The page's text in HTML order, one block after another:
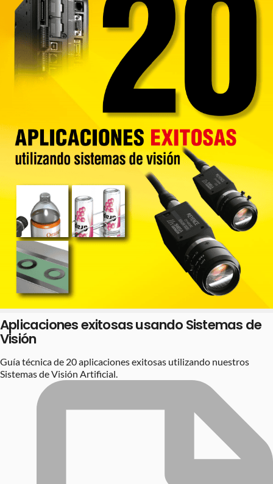
Aplicaciones exitosas usando Sistemas de
Visión
Guía técnica de 20 aplicaciones exitosas utilizando nuestros
Sistemas de Visión Artificial.